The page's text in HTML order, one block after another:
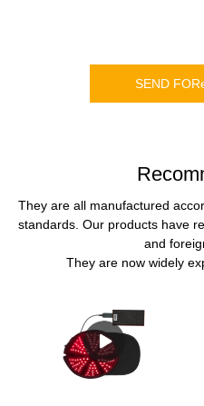
SEND
They are all manufactured
standards. Our products have
and
They are now widely